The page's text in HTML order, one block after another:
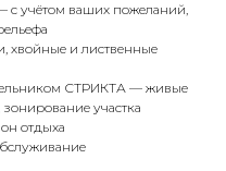
с учётом ваших пожеланий,
хвойные и лиственные
СТРИКТА — живые
участка
отдыха